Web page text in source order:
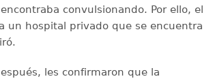
convulsionando. Por ello, el
un hospital privado que se encuentra
les confirmaron que la